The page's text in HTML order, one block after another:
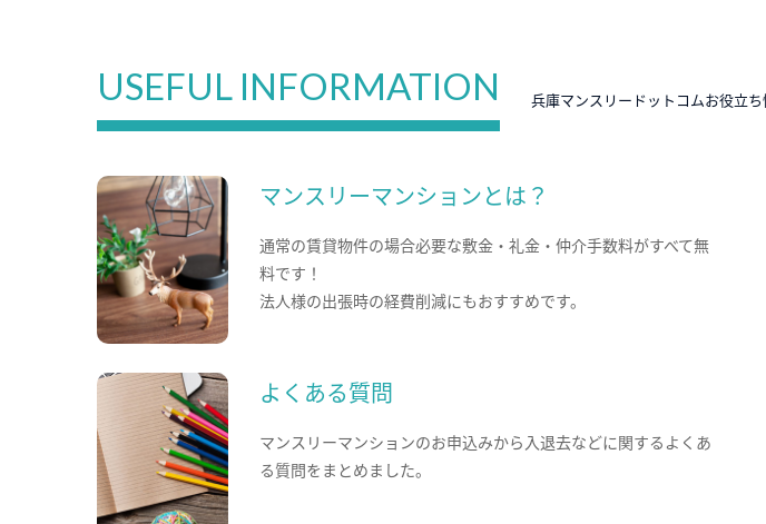
USEFUL INFORMATION 兵庫マンスリードットコムお役立ち
マンスリーマンションとは？
通常の賃貸物件の場合必要な敷金・礼金・仲介手数料がすべて無
料です！
法人様の出張時の経費削減にもおすすめです。
よくある質問
マンスリーマンションのお申込みから入退去などに関するよくあ
る質問をまとめました。